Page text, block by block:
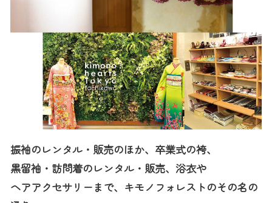
振袖のレンタル・販売のほか、卒業式の袴、
黒留袖・訪問着のレンタル・販売、浴衣や
ヘアアクセサリーまで、キモノフォレストのその名の